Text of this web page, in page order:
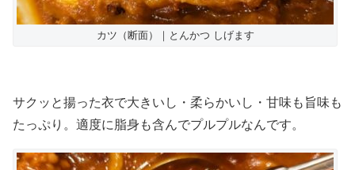
カツ（断面）｜とんかつ しげます
サクッと揚った衣で大きいし・柔らかいし・甘味も旨味も
たっぷり。適度に脂身も含んでプルプルなんです。